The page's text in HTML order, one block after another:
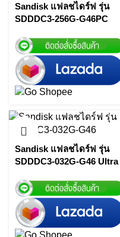
Sandisk แฟลชไดร์ฟ รุ่น
SDDDC3-256G-G46PC
Type-C™ 256 GB (Peach)
By Vnix Group
Sandisk แฟลชไดร์ฟ รุ่น
SDDDC3-032G-G46 Ultra
CTM Flash Drive, USB
Type C, Black,
USB3.1/Type C By Vnix
Group